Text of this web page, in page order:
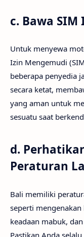
c. Bawa
Untuk menyewa
Izin Mengemudi
beberapa penyedia
secara ketat,
yang aman untuk
sesuatu saat
d.
Peraturan
Bali memiliki
seperti
keadaan mabuk,
Pastikan Anda